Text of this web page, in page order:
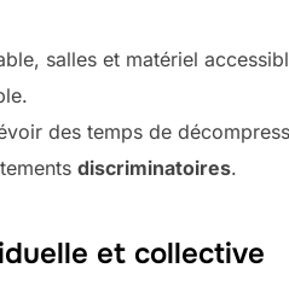
salles et matériel
des temps de
discriminatoires.
et collective